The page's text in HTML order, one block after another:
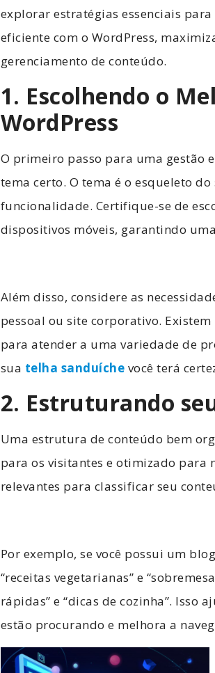
explorar estratégias essenciais
eficiente com o WordPress,
gerenciamento de conteúdo.
1. Escolhendo o
WordPress
O primeiro passo para uma gestão
tema certo. O tema é o esqueleto
funcionalidade. Certifique-se de
dispositivos móveis, garantindo
Além disso, considere as
pessoal ou site corporativo.
para atender a uma variedade de
sua telha sanduíche você terá
2. Estruturando
Uma estrutura de conteúdo bem
para os visitantes e otimizado para
relevantes para classificar seu
Por exemplo, se você possui um
“receitas vegetarianas” e
rápidas” e “dicas de cozinha”. Isso
estão procurando e melhora a